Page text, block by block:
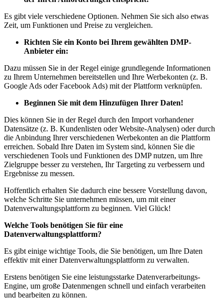
Es gibt viele verschiedene Optionen. Nehmen Sie sich also etwas
Zeit, um Funktionen und Preise zu vergleichen.
Richten Sie ein Konto bei Ihrem gewählten DMP-
Anbieter ein:
Dazu müssen Sie in der Regel einige grundlegende Informationen
zu Ihrem Unternehmen bereitstellen und Ihre Werbekonten (z. B.
Google Ads oder Facebook Ads) mit der Plattform verknüpfen.
Beginnen Sie mit dem Hinzufügen Ihrer Daten!
Dies können Sie in der Regel durch den Import vorhandener
Datensätze (z. B. Kundenlisten oder Website-Analysen) oder durch
die Anbindung Ihrer verschiedenen Werbekonten an die Plattform
erreichen. Sobald Ihre Daten im System sind, können Sie die
verschiedenen Tools und Funktionen des DMP nutzen, um Ihre
Zielgruppe besser zu verstehen, Ihr Targeting zu verbessern und
Ergebnisse zu messen.
Hoffentlich erhalten Sie dadurch eine bessere Vorstellung davon,
welche Schritte Sie unternehmen müssen, um mit einer
Datenverwaltungsplattform zu beginnen. Viel Glück!
Welche Tools benötigen Sie für eine
Datenverwaltungsplattform?
Es gibt einige wichtige Tools, die Sie benötigen, um Ihre Daten
effektiv mit einer Datenverwaltungsplattform zu verwalten.
Erstens benötigen Sie eine leistungsstarke Datenverarbeitungs-
Engine, um große Datenmengen schnell und einfach verarbeiten
und bearbeiten zu können.